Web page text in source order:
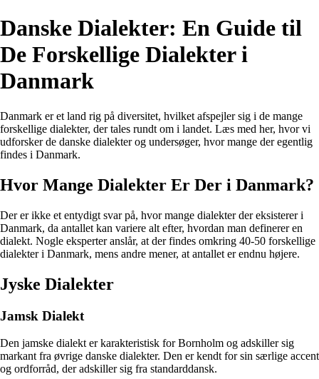
Danske Dialekter: En Guide til
De Forskellige Dialekter i
Danmark
Danmark er et land rig på diversitet, hvilket afspejler sig i de mange
forskellige dialekter, der tales rundt om i landet. Læs med her, hvor vi
udforsker de danske dialekter og undersøger, hvor mange der egentlig
findes i Danmark.
Hvor Mange Dialekter Er Der i Danmark?
Der er ikke et entydigt svar på, hvor mange dialekter der eksisterer i
Danmark, da antallet kan variere alt efter, hvordan man definerer en
dialekt. Nogle eksperter anslår, at der findes omkring 40-50 forskellige
dialekter i Danmark, mens andre mener, at antallet er endnu højere.
Jyske Dialekter
Jamsk Dialekt
Den jamske dialekt er karakteristisk for Bornholm og adskiller sig
markant fra øvrige danske dialekter. Den er kendt for sin særlige accent
og ordforråd, der adskiller sig fra standarddansk.